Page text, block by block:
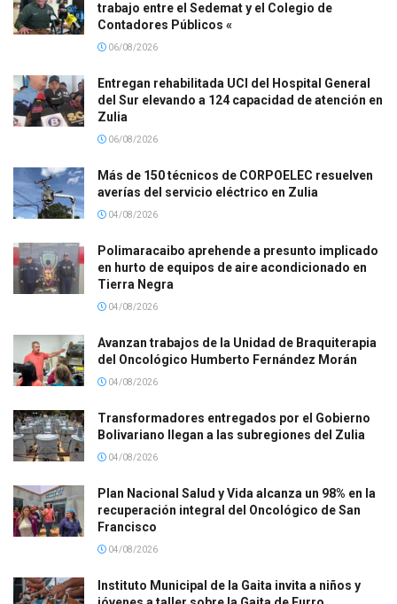
trabajo entre el Sedemat y el Colegio de
Contadores Públicos «
06/08/2026
Entregan rehabilitada UCI del Hospital General
del Sur elevando a 124 capacidad de atención en
Zulia
06/08/2026
Más de 150 técnicos de CORPOELEC resuelven
averías del servicio eléctrico en Zulia
04/08/2026
Polimaracaibo aprehende a presunto implicado
en hurto de equipos de aire acondicionado en
Tierra Negra
04/08/2026
Avanzan trabajos de la Unidad de Braquiterapia
del Oncológico Humberto Fernández Morán
04/08/2026
Transformadores entregados por el Gobierno
Bolivariano llegan a las subregiones del Zulia
04/08/2026
Plan Nacional Salud y Vida alcanza un 98% en la
recuperación integral del Oncológico de San
Francisco
04/08/2026
Instituto Municipal de la Gaita invita a niños y